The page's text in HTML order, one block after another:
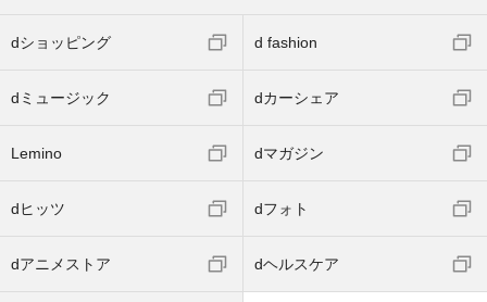
dショッピング d fashion
dミュージック dカーシェア
Lemino dマガジン
dヒッツ dフォト
dアニメストア dヘルスケア